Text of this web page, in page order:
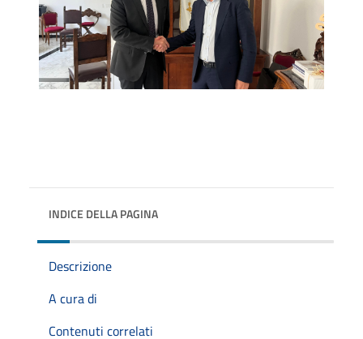
INDICE DELLA PAGINA
Descrizione
A cura di
Contenuti correlati